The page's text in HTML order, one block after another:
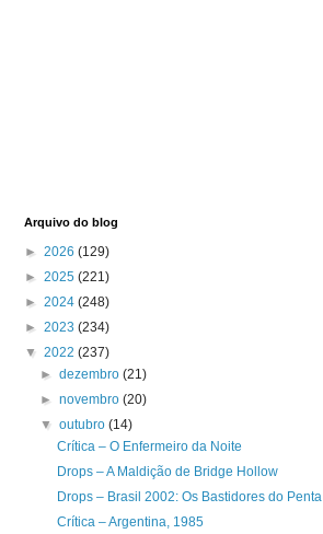
Arquivo do blog
► 2026 (129)
► 2025 (221)
► 2024 (248)
► 2023 (234)
▼ 2022 (237)
►dezembro(21)
►novembro(20)
▼outubro(14)
Crítica – O Enfermeiro da Noite
Drops – A Maldição de Bridge Hollow
Drops – Brasil 2002: Os Bastidores do Penta
Crítica – Argentina, 1985